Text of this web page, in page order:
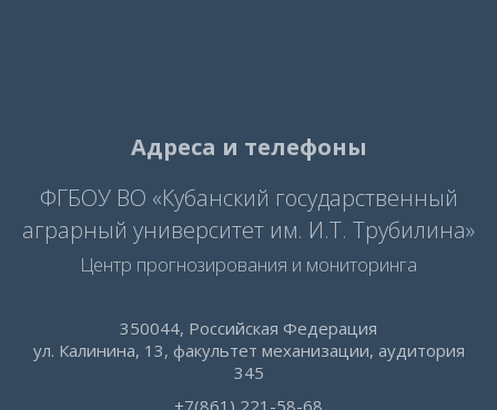
Адреса и телефоны
ФГБОУ ВО «Кубанский государственный
аграрный университет им. И.Т. Трубилина»
Центр прогнозирования и мониторинга
350044, Российская Федерация
ул. Калинина, 13, факультет механизации, аудитория
345
+7(861) 221-58-68